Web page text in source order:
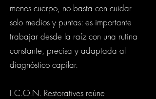
menos cuerpo, no basta con cuidar
solo medios y puntas: es importante
trabajar desde la raíz con una rutina
constante, precisa y adaptada al
diagnóstico capilar.
I.C.O.N. Restoratives reúne